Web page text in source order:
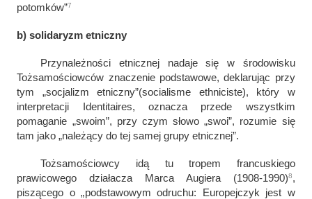
potomków”7
b) solidaryzm etniczny
Przynależności etnicznej nadaje się w środowisku
Tożsamościowców znaczenie podstawowe, deklarując przy
tym „socjalizm etniczny”(socialisme ethniciste), który w
interpretacji Identitaires, oznacza przede wszystkim
pomaganie „swoim”, przy czym słowo „swoi”, rozumie się
tam jako „należący do tej samej grupy etnicznej”.
Tożsamościowcy idą tu tropem francuskiego
prawicowego działacza Marca Augiera (1908-1990)8,
piszącego o „podstawowym odruchu: Europejczyk jest w